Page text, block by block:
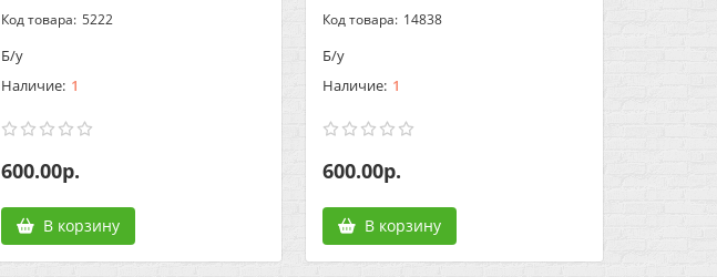
5222
Б/у
1
600.00р.
В корзину
14838
Б/у
1
600.00р.
В корзину